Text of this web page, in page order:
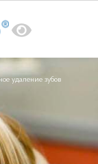
удаление зубов